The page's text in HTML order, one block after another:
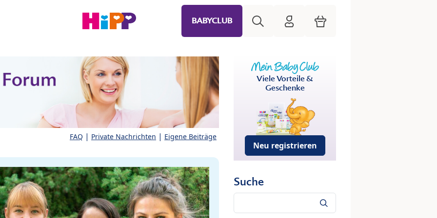
BABYCLUB HiPP Mein Babyclub
Warenkorb
FAQ | Private Nachrichten | Eigene Beiträge
Viele Vorteile &
Geschenke
Neu registrieren
Suche